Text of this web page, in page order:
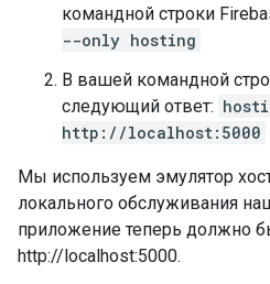
командной строки
--only hosting
В вашей командной
следующий ответ:
http://localhost:5000
Мы используем эмулятор
локального обслуживания
приложение теперь должно
http://localhost:5000.